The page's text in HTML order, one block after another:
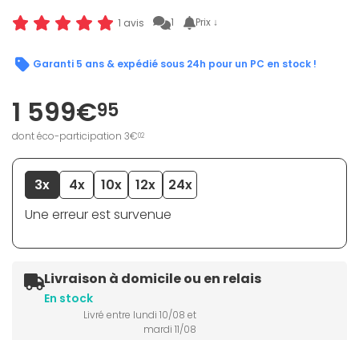
1 avis 1 Prix ↓
Garanti 5 ans & expédié sous 24h pour un PC en stock !
1 599€95
dont éco-participation 3€02
3x 4x 10x 12x
24x
Une erreur est survenue
Livraison à domicile ou en relais
En stock
Livré entre lundi 10/08 et
mardi 11/08